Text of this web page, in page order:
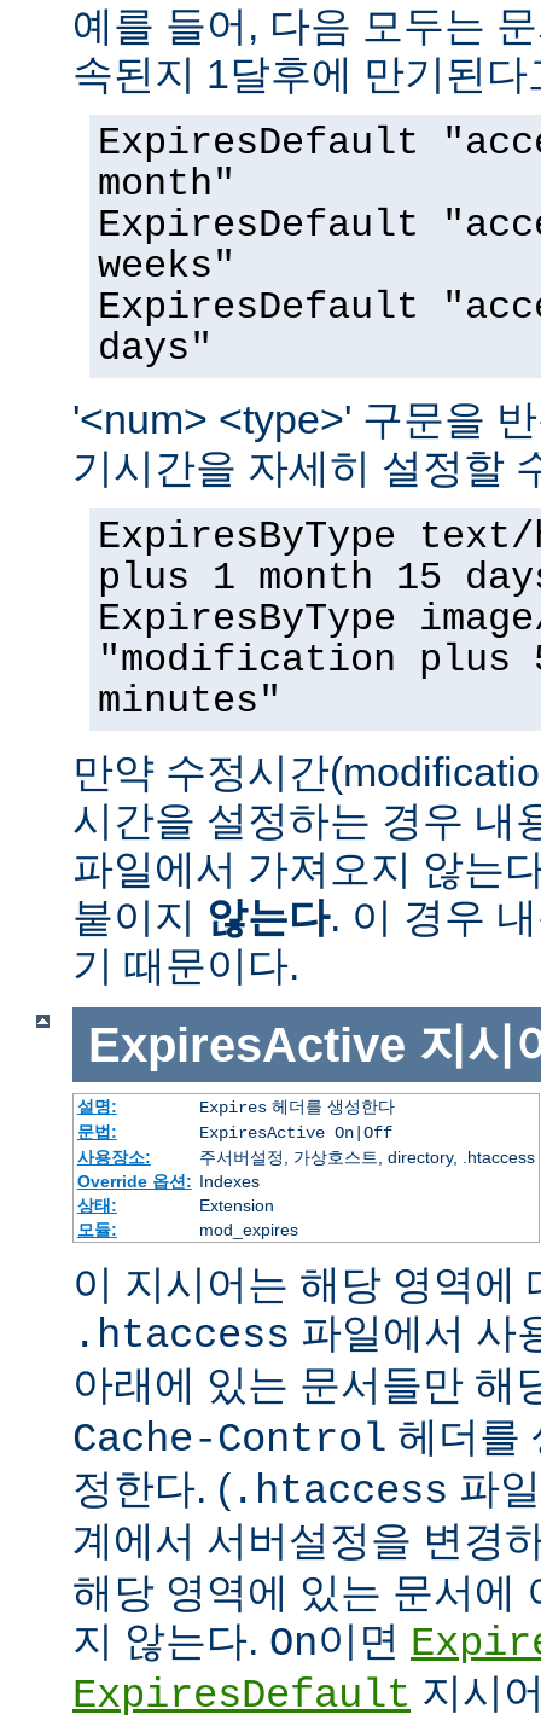
예를 들어, 다음 모두는
속된지 1달후에 만기된
ExpiresDefault
month"
ExpiresDefault
weeks"
ExpiresDefault
days"
'<num> <type>' 구문을
기시간을 자세히 설정할
ExpiresByType
plus 1 month 15
ExpiresByType
"modification plus
minutes"
만약 수정시간
시간을 설정하는 경우 내
파일에서 가져오지 않는
붙이지 않는다. 이 경우
기 때문이다.
ExpiresActive 지시
설명: Expires헤더를 생성한다
문법:
ExpiresActive On|Off
사용장소:
주서버설정, 가상호스트, directory, .htaccess
Override 옵션: Indexes
상태:
Extension
모듈:
mod_expires
이 지시어는 해당 영역에
.htaccess 파일에서 사
아래에 있는 문서들만 해
Cache-Control 헤더를
정한다. ( .htaccess 파
계에서 서버설정을 변경
해당 영역에 있는 문서에
지 않는다. On이면
ExpiresDefault 지시